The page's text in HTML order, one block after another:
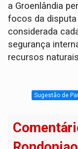
a Groenlândia
focos da
considerada
segurança
recursos
Sugestão de